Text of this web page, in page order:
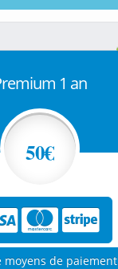
1 an
50€
moyens de paiement